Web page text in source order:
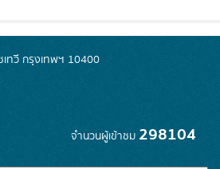
ทวี กรุงเทพฯ 10400
จำนวนผู้เข้าชม 298104